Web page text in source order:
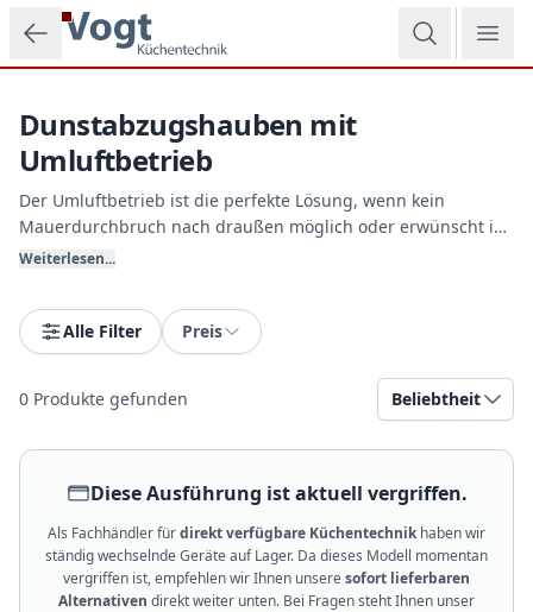
Zum Hauptinhalt springen
Dunstabzugshauben mit
Umluftbetrieb
Der Umluftbetrieb ist die perfekte Lösung, wenn kein
Mauerdurchbruch nach draußen möglich oder erwünscht ist
(z.B. in Passivhäusern oder Mietwohnungen). Die Luft wird
Gerüchen befreit und anschließend gereinigt zurück in den
Raum geleitet. Vogt Küchentechnik zeigt Ihnen die
modernsten Filtersysteme.
Weiterlesen...
Alle Filter Preis
0 Produkte gefunden Beliebtheit
Diese Ausführung ist aktuell vergriffen.
Als Fachhändler fürdirekt verfügbare Küchentechnikhaben wir
ständig wechselnde Geräte auf Lager. Da dieses Modell momentan
vergriffen ist, empfehlen wir Ihnen unseresofort lieferbaren
Alternativen direkt weiter unten. Bei Fragen steht Ihnen unser